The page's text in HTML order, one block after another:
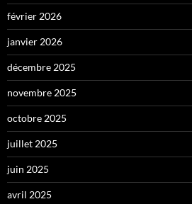
février 2026
janvier 2026
décembre 2025
novembre 2025
octobre 2025
juillet 2025
juin 2025
avril 2025